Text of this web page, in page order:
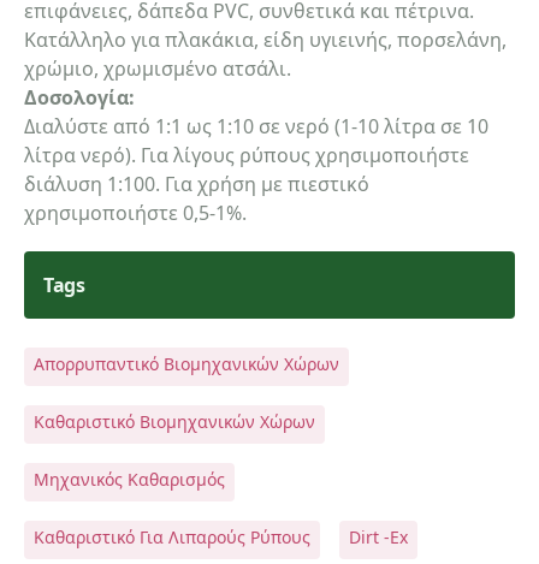
email
Σχόλια:
Αποστολή
επιφάνειες, δάπεδα PVC, συνθετικά και πέτρινα.
Κατάλληλο για πλακάκια, είδη υγιεινής, πορσελάνη,
χρώμιο, χρωμισμένο ατσάλι.
Δοσολογία:
Διαλύστε από 1:1 ως 1:10 σε νερό (1-10 λίτρα σε 10
λίτρα νερό). Για λίγους ρύπους χρησιμοποιήστε
διάλυση 1:100. Για χρήση με πιεστικό
χρησιμοποιήστε 0,5-1%.
Tags
Απορρυπαντικό Βιομηχανικών Χώρων
Καθαριστικό Βιομηχανικών Χώρων
Μηχανικός Καθαρισμός
Καθαριστικό Για Λιπαρούς Ρύπους Dirt -Ex